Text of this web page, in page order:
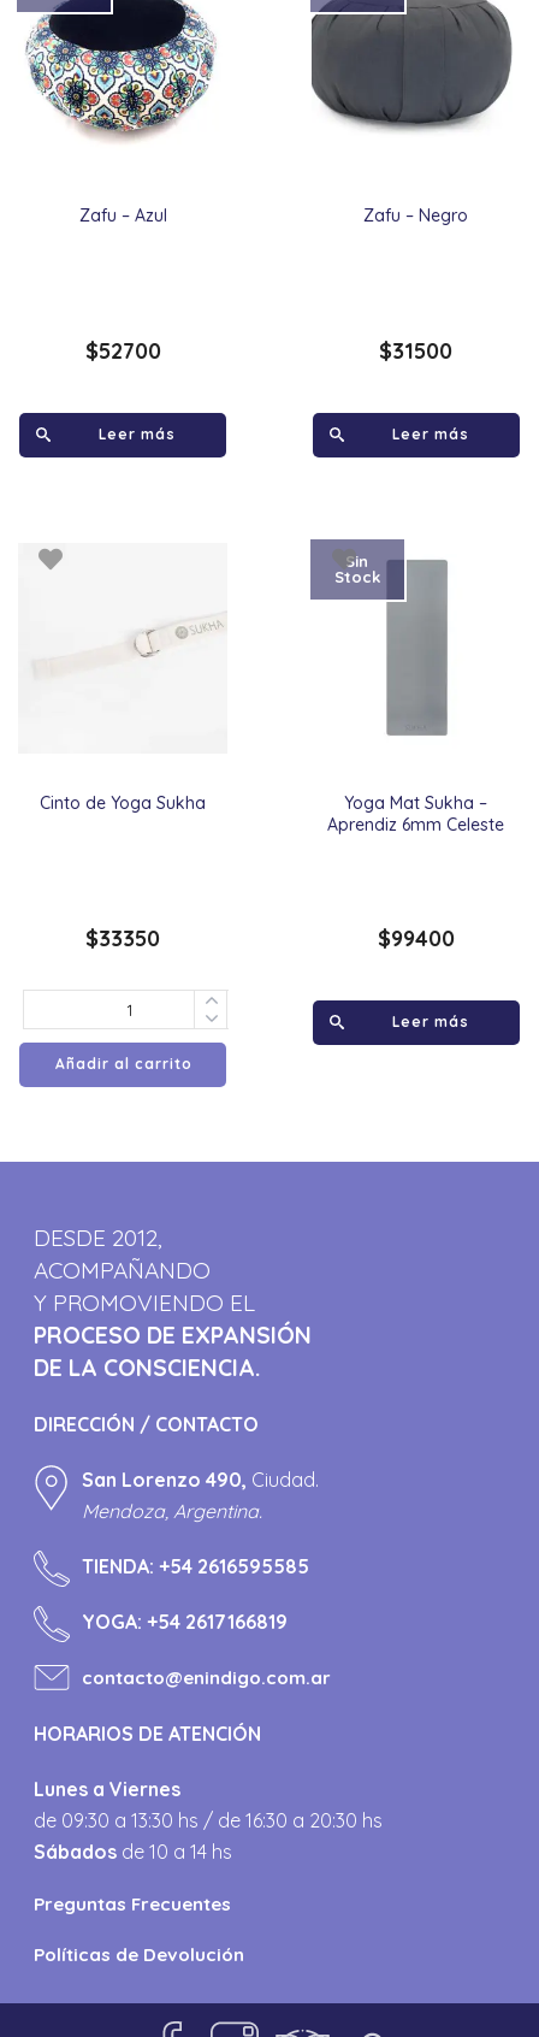
Zafu – Azul
$52700
Leer más
Zafu – Negro
$31500
Leer más
Cinto de Yoga Sukha
$33350
Añadir al carrito
Yoga Mat Sukha –
Aprendiz 6mm Celeste
Sin
Stock
$99400
Leer más
DESDE 2012,
ACOMPAÑANDO
Y PROMOVIENDO EL
PROCESO DE EXPANSIÓN
DE LA CONSCIENCIA.
DIRECCIÓN / CONTACTO
San Lorenzo 490, Ciudad.
Mendoza, Argentina.
TIENDA:+54 2616595585
YOGA:+54 2617166819
contacto@enindigo.com.ar
HORARIOS DE ATENCIÓN
Lunes a Viernes
de 09:30 a 13:30 hs / de 16:30 a 20:30 hs
Sábados de 10 a 14 hs
Preguntas Frecuentes
Políticas de Devolución